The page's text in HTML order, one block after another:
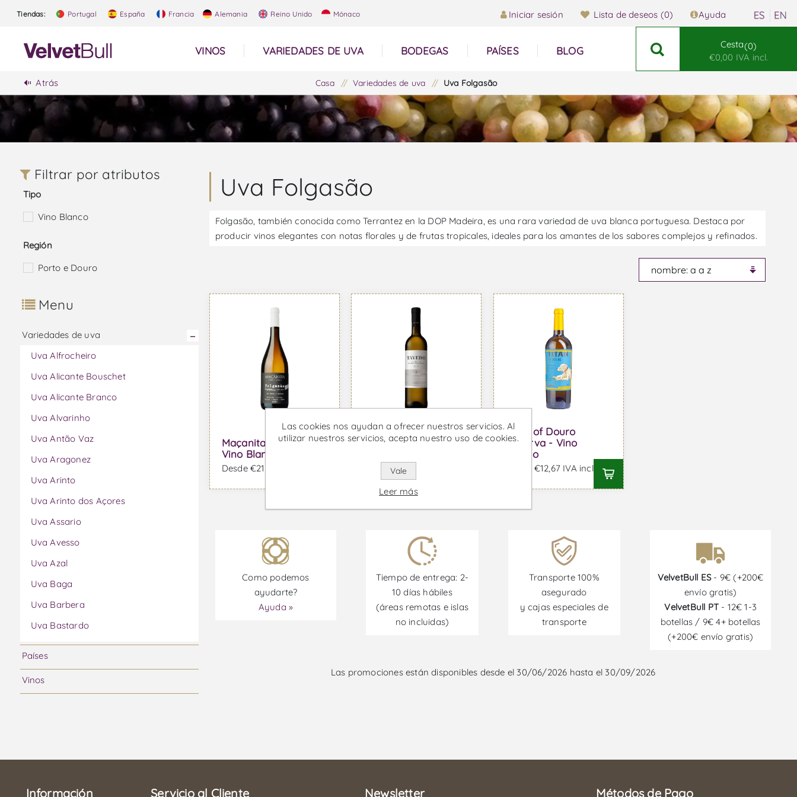
Tiendas: Portugal España Francia Alemania Reino Unido Mónaco Iniciar sesión Lista de deseos (0) Ayuda
VINOS VARIEDADES DE UVA BODEGAS PAÍSES BLOG
Cesta 0
€0,00 IVA incl.
Atrás Casa / Variedades de uva / Uva Folgasão
Uva Folgasão
Folgasão, también conocida como Terrantez en la DOP Madeira, es una rara variedad de uva blanca portuguesa. Destaca por
producir vinos elegantes con notas florales y de frutas tropicales, ideales para los amantes de los sabores complejos y refinados.
Maçanita Folgasão -
Vino Blanco
Desde €21,77 IVA incl. Desde €5,62 IVA incl.
Titan of Douro
Reserva - Vino
Blanco
Desde €12,67 IVA incl.
Como podemos
ayudarte?
Ayuda »
Tiempo de entrega: 2-
10 días hábiles
(áreas remotas e islas
no incluidas)
Transporte 100%
asegurado
y cajas especiales de
transporte
VelvetBull ES- 9€ (+200€
envío gratis)
VelvetBull PT- 12€ 1-3
botellas / 9€ 4+ botellas
(+200€ envío gratis)
Las promociones están disponibles desde el 30/06/2026 hasta el 30/09/2026
Filtrar por atributos
Tipo
Vino Blanco
Región
Porto e Douro
Menu
Variedades de uva
Uva Alfrocheiro
Uva Alicante Bouschet
Uva Alicante Branco
Uva Alvarinho
Uva Antão Vaz
Uva Aragonez
Uva Arinto
Uva Arinto dos Açores
Uva Assario
Uva Avesso
Uva Azal
Uva Baga
Uva Barbera
Uva Bastardo
Uva Bical
Uva Boal
Uva Bonarda
Uva Carmenere
Países
Vinos
Información Servicio al Cliente Newsletter Métodos de Pago
Las cookies nos ayudan a ofrecer nuestros servicios. Al
utilizar nuestros servicios, acepta nuestro uso de cookies.
Vale
Leer más